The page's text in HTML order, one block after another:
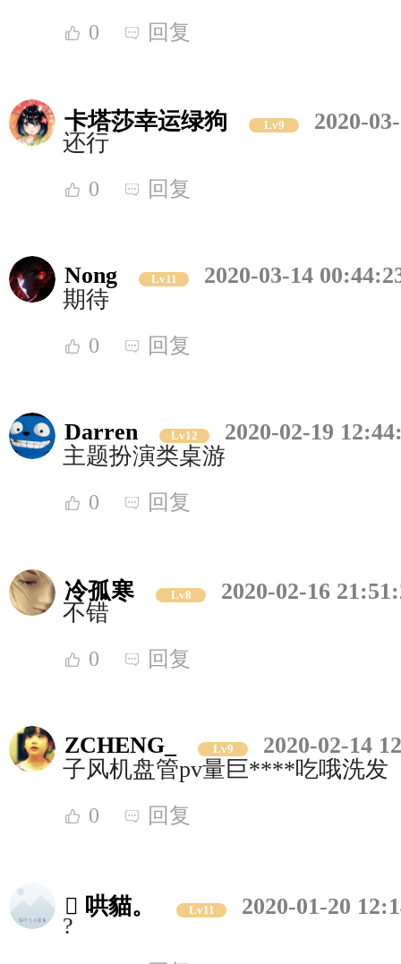
0 回复
卡塔莎幸运绿狗 Lv9
2020-
还行
0 回复
Nong Lv11
2020-03-14
期待
0 回复
Darren Lv12
2020-02-19
主题扮演类桌游
0 回复
冷孤寒 Lv8
2020-02-16
不错
0 回复
ZCHENG_ Lv9
2020-02-14
子风机盘管pv量巨****吃哦洗发
0 回复
 哄貓。 Lv11 2020-01-20
?